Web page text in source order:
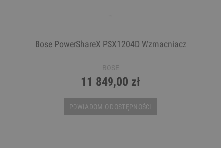
Bose PowerShareX PSX1204D Wzmacniacz
BOSE
11 849,00 zł
POWIADOM O DOSTĘPNOŚCI